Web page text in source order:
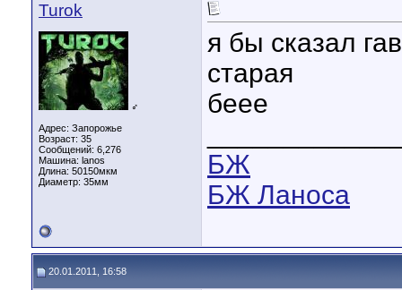
Turok
♂
Адрес: Запорожье
Возраст: 35
Сообщений: 6,276
Машина: lanos
Длина: 50150мкм
Диаметр: 35мм
я бы сказал
старая
беее
БЖ
БЖ Ланоса
20.01.2011, 16:58